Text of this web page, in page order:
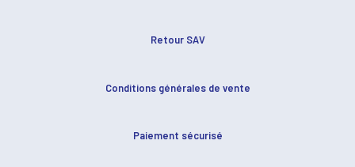
Retour SAV
Conditions générales de vente
Paiement sécurisé